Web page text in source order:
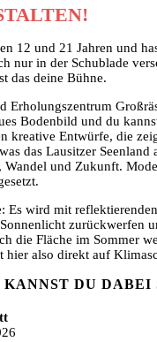
12 und 21 Jahren und
nur in der Schublade
das deine Bühne.
Erholungszentrum
Bodenbild und du
kreative Entwürfe, die
das Lausitzer Seenland
Wandel und Zukunft.
Es wird mit
zurückwerfen
die Fläche im Sommer
hier also direkt auf
KANNST DU DABEI